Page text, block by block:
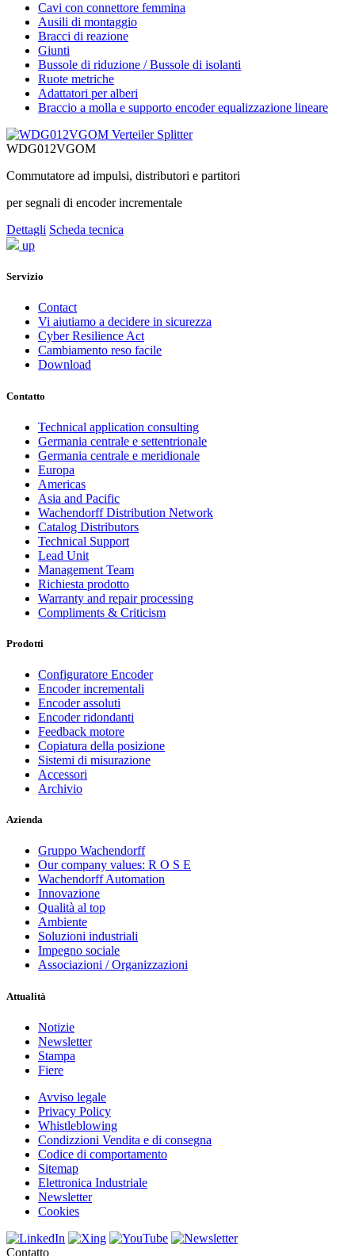
Cavi con connettore femmina
Ausili di montaggio
Bracci di reazione
Giunti
Bussole di riduzione / Bussole di isolanti
Ruote metriche
Adattatori per alberi
Braccio a molla e supporto encoder equalizzazione lineare
WDG012VGOM
Commutatore ad impulsi, distributori e partitori
per segnali di encoder incrementale
Dettagli Scheda tecnica
up
Servizio
Contact
Vi aiutiamo a decidere in sicurezza
Cyber Resilience Act
Cambiamento reso facile
Download
Contatto
Technical application consulting
Germania centrale e settentrionale
Germania centrale e meridionale
Europa
Americas
Asia and Pacific
Wachendorff Distribution Network
Catalog Distributors
Technical Support
Lead Unit
Management Team
Richiesta prodotto
Warranty and repair processing
Compliments & Criticism
Prodotti
Configuratore Encoder
Encoder incrementali
Encoder assoluti
Encoder ridondanti
Feedback motore
Copiatura della posizione
Sistemi di misurazione
Accessori
Archivio
Azienda
Gruppo Wachendorff
Our company values: R O S E
Wachendorff Automation
Innovazione
Qualità al top
Ambiente
Soluzioni industriali
Impegno sociale
Associazioni / Organizzazioni
Attualità
Notizie
Newsletter
Stampa
Fiere
Avviso legale
Privacy Policy
Whistleblowing
Condizzioni Vendita e di consegna
Codice di comportamento
Sitemap
Elettronica Industriale
Newsletter
Cookies
Contatto